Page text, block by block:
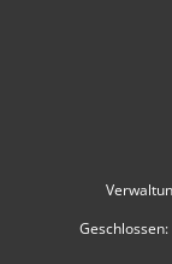
Klicken, um
Geschlossen: